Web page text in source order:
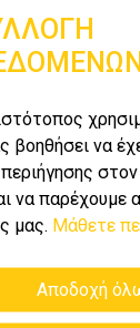
ΔΥΣΤΟΣ
ΔΥΣΤΟΣ
βοηθήσει να
περιήγησης
να παρέχουμε
μας. Μάθετε
Αποδοχή
της
και διάφορα